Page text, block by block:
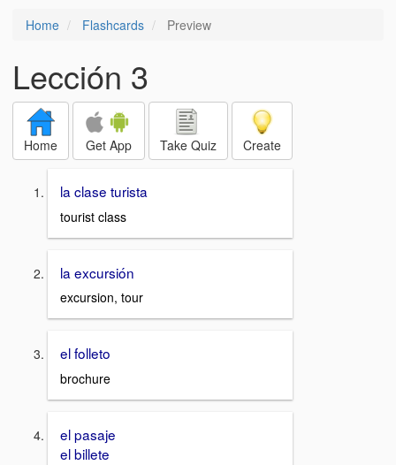
Home Flashcards Preview
Lección 3
Home Get App Take Quiz Create
la clase turista
tourist class
la excursión
excursion, tour
el folleto
brochure
el pasaje
el billete